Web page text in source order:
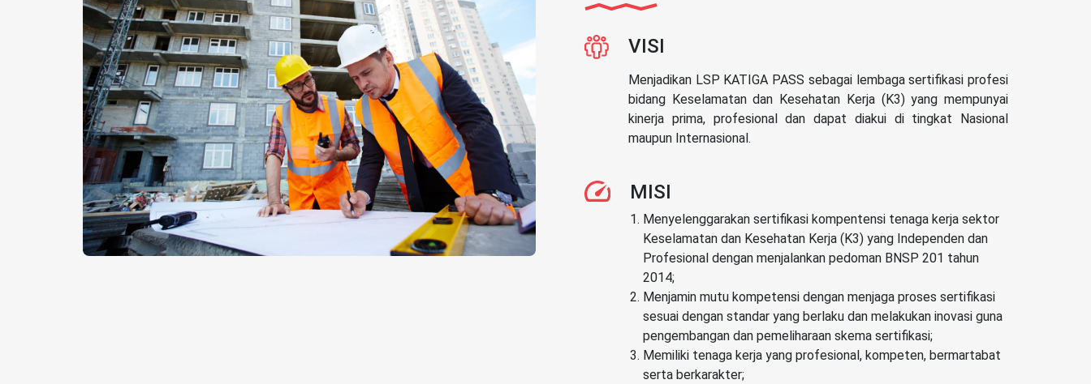
VISI
Menjadikan LSP KATIGA PASS sebagai lembaga sertifikasi profesi
bidang Keselamatan dan Kesehatan Kerja (K3) yang mempunyai
kinerja prima, profesional dan dapat diakui di tingkat Nasional
maupun Internasional.
MISI
Menyelenggarakan sertifikasi kompentensi tenaga kerja sektor
Keselamatan dan Kesehatan Kerja (K3) yang Independen dan
Profesional dengan menjalankan pedoman BNSP 201 tahun
2014;
Menjamin mutu kompetensi dengan menjaga proses sertifikasi
sesuai dengan standar yang berlaku dan melakukan inovasi guna
pengembangan dan pemeliharaan skema sertifikasi;
Memiliki tenaga kerja yang profesional, kompeten, bermartabat
serta berkarakter;